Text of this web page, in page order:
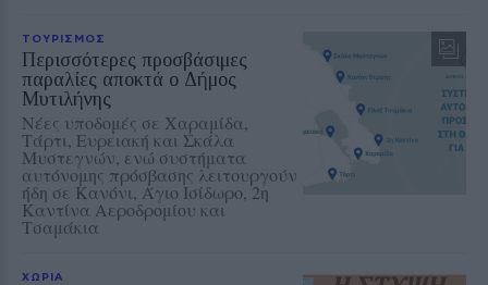
ΤΟΥΡΙΣΜΟΣ
Περισσότερες προσβάσιμες
παραλίες αποκτά ο Δήμος
Μυτιλήνης
Νέες υποδομές σε Χαραμίδα,
Τάρτι, Ευρειακή και Σκάλα
Μυστεγνών, ενώ συστήματα
αυτόνομης πρόσβασης λειτουργούν
ήδη σε Κανόνι, Άγιο Ισίδωρο, 2η
Καντίνα Αεροδρομίου και
Τσαμάκια
ΧΩΡΙΑ